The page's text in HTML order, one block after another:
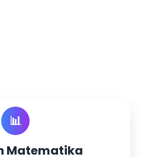
📊
Matematika